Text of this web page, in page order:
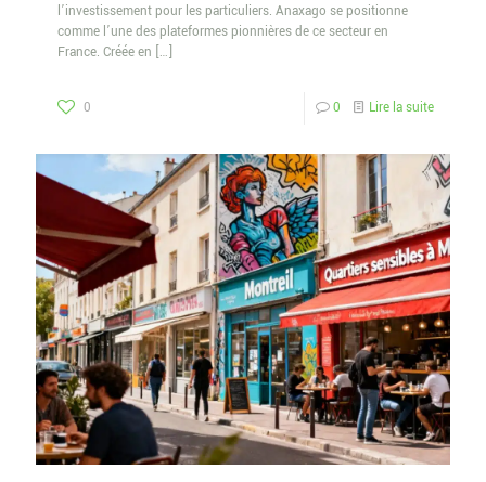
l’investissement pour les particuliers. Anaxago se positionne
comme l’une des plateformes pionnières de ce secteur en
France. Créée en […]
0 0 Lire la suite